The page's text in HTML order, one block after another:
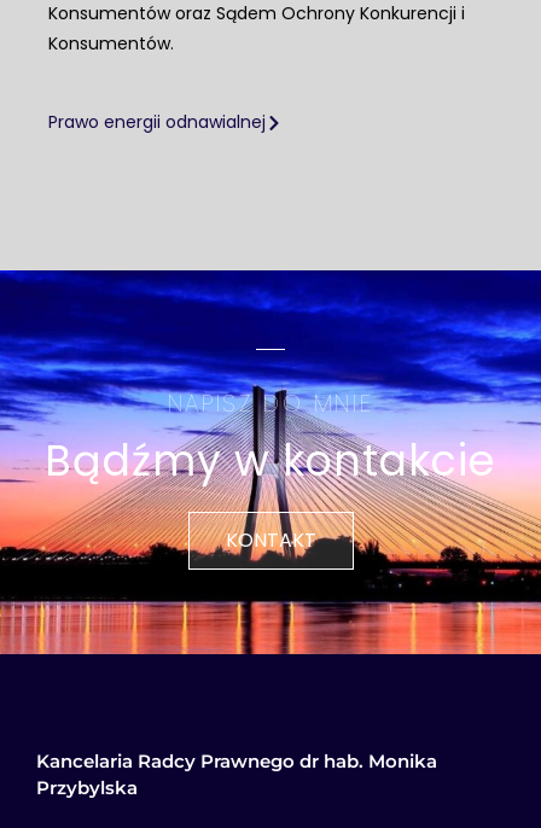
Konsumentów oraz Sądem Ochrony Konkurencji i
Konsumentów.
Prawo energii odnawialnej
NAPISZ DO MNIE
Bądźmy w kontakcie
KONTAKT
Kancelaria Radcy Prawnego dr hab. Monika
Przybylska